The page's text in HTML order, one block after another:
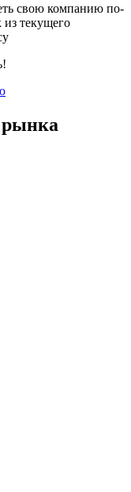
свою компанию по-
текущего